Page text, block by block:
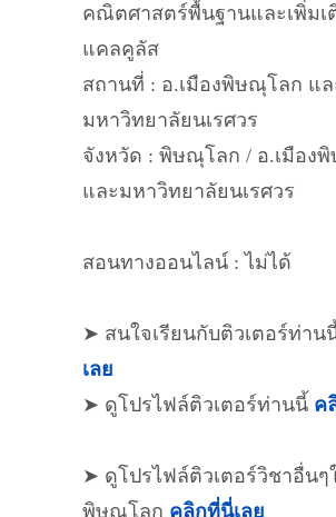
คณิตศาสตร์​พื้นฐาน​และเพิ่มเ
แคลคูลัส​
สถานที่ : อ.เมืองพิษณุโลก​ แล
มหาวิทยาลัย​นเรศวร​
จังหวัด : พิษณุโลก / อ.เมือง
และมหาวิทยาลัย​นเรศวร​
สอนทางออนไลน์ : ไม่ได้
➤ สนใจเรียนกับติวเตอร์ท่าน
เลย
➤ ดูโปรไฟล์ติวเตอร์ท่านนี้ ค
➤ ดูโปรไฟล์ติวเตอร์วิชาอื่นๆ
พิษณุโลก คลิกที่นี่เลย